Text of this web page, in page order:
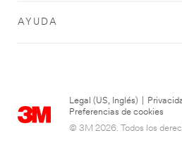
AYUDA
Legal (US, Inglés)
Preferencias de cookies
© 3M 2026. Todos los